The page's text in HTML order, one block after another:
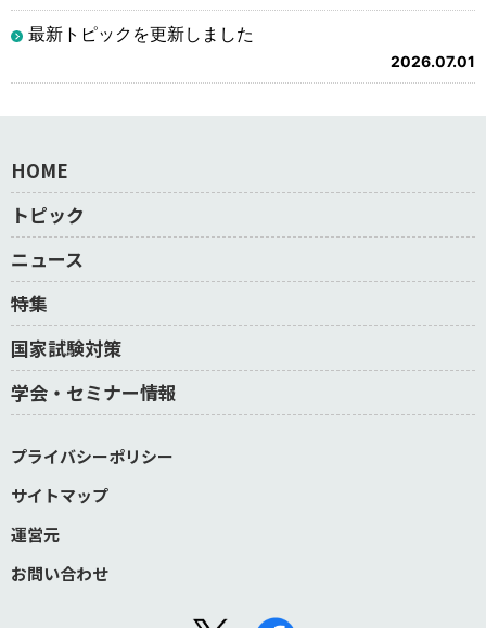
最新トピックを更新しました
2026.07.01
HOME
トピック
ニュース
特集
国家試験対策
学会・セミナー情報
プライバシーポリシー
サイトマップ
運営元
お問い合わせ